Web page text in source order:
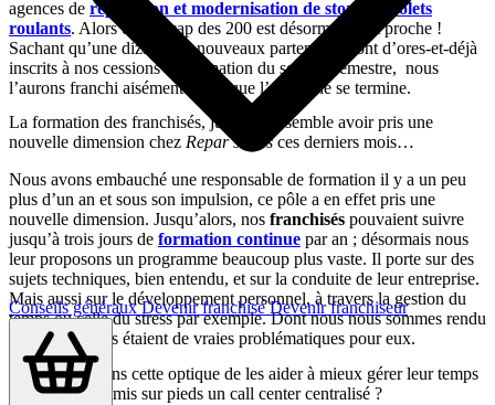
Conseils générauxDevenir franchiséDevenir franchiseur
agences de réparation et modernisation de stores et volets
roulants. Alors oui, le cap des 200 est désormais tout proche !
Sachant qu’une dizaine de nouveaux partenaires sont d’ores-et-déjà
inscrits à nos cessions de formation du second semestre, nous
l’aurons franchi aisément avant que l’année ne se termine.
La formation des franchisés, justement, semble avoir pris une
nouvelle dimension chez Repar’storesces derniers mois…
Nous avons embauché une responsable de formation il y a un peu
plus d’un an et sous son impulsion, ce pôle a en effet pris une
nouvelle dimension. Jusqu’alors, nos franchisés pouvaient suivre
jusqu’à trois jours de formation continue par an ; désormais nous
leur proposons un programme beaucoup plus vaste. Il porte sur des
sujets techniques, bien entendu, et sur la conduite de leur entreprise.
Mais aussi sur le développement personnel, à travers la gestion du
temps ou celle du stress par exemple. Dont nous nous sommes rendu
compte qu’elles étaient de vraies problématiques pour eux.
Est-ce aussi dans cette optique de les aider à mieux gérer leur temps
que vous avez mis sur pieds un call center centralisé ?